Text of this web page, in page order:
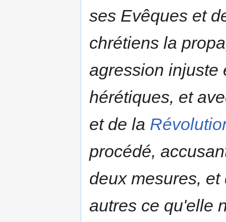
ses Evêques et
chrétiens la
agression injuste
hérétiques, et
et de la
procédé,
deux mesures,
autres ce qu'elle